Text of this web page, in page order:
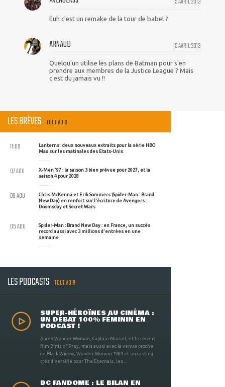
Euh c'est un remake de la tour de babel ?
15 AVRIL 2013
ARNAUD
Quelqu'un utilise les plans de Batman pour s'en
prendre aux membres de la Justice League ? Mais
c'est du jamais vu !!
LES BRÈVES TOUT VOIR
Lanterns : deux nouveaux extraits pour la série HBO
Max sur les matinales des Etats-Unis
11:09
X-Men '97 : la saison 3 bien prévue pour 2027, et la
saison 4 pour 2028
07 AOU
Chris McKenna et Erik Sommers (Spider-Man : Brand
New Day) en renfort sur l'écriture de Avengers :
Doomsday et Secret Wars
06 AOU
Spider-Man : Brand New Day : en France, un succès
record aussi avec 3 millions d'entrées en une
semaine
05 AOU
LES PODCASTS TOUT VOIR
SUPER-HÉROÏNES AU CINÉMA :
UN DÉBAT 100% FÉMININ EN
PODCAST !
Après Wonder Woman, Captain Marvel, et le récent
film Birds of Prey, mais aussi avec la venue proche
de Black Widow, Wonder Woman 1984 et un casting
très diversifié pour The Eternals, les ...
DC FANDOME : LE BILAN EN